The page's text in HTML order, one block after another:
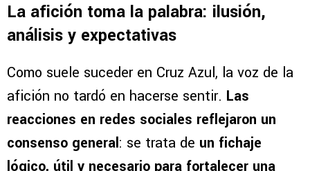
La afición toma la palabra: ilusión,
análisis y expectativas
Como suele suceder en Cruz Azul, la voz de la
afición no tardó en hacerse sentir. Las
reacciones en redes sociales reflejaron un
consenso general: se trata de un fichaje
lógico, útil y necesario para fortalecer una